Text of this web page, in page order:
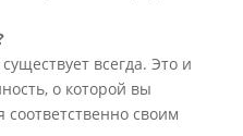
всегда. Это и
о которой вы
соответственно своим